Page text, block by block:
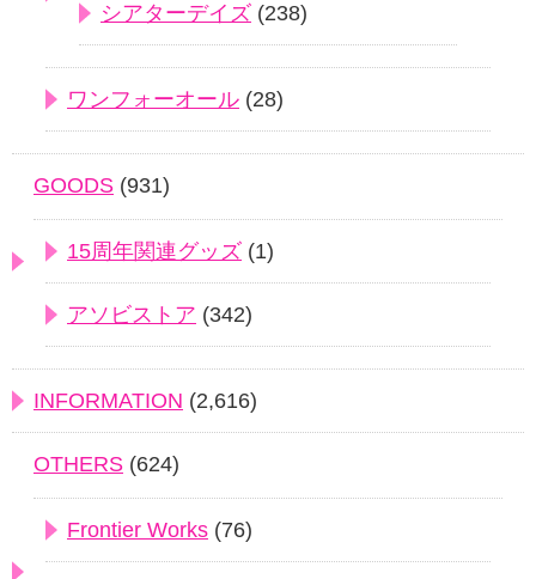
シアターデイズ (238)
ワンフォーオール (28)
GOODS (931)
15周年関連グッズ (1)
アソビストア (342)
INFORMATION (2,616)
OTHERS (624)
Frontier Works (76)